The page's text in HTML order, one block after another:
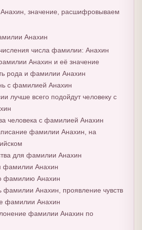
значение, расшифровываем
Анахин
числа фамилии: Анахин
Анахин и её значение
рода и фамилии Анахин
с фамилией Анахин
лучше всего подойдут человеку с
человека с фамилией Анахин
фамилии Анахин, на
для фамилии Анахин
фамилии Анахин
фамилию Анахин
фамилии Анахин, проявление чувств
фамилии Анахин
фамилии Анахин по